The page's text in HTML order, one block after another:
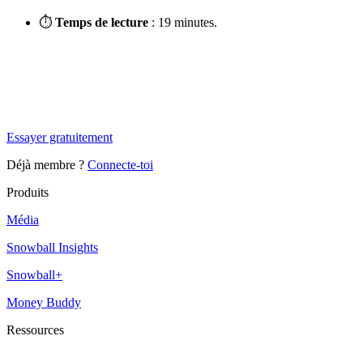
⏱ Temps de lecture : 19 minutes.
Essayer gratuitement
Déjà membre ? Connecte-toi
Produits
Média
Snowball Insights
Snowball+
Money Buddy
Ressources